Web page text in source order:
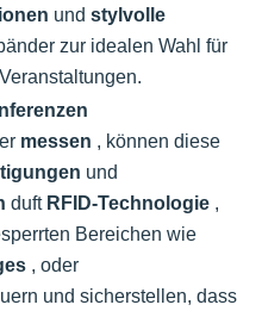
und stylvolle
zur idealen Wahl für
messen , können diese
und
duft RFID-Technologie ,
Bereichen wie
, oder
und sicherstellen, dass